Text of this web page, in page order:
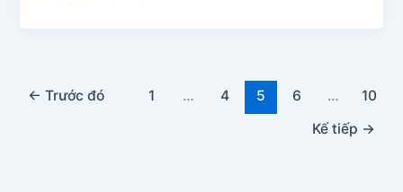
← Trước đó 1 … 4 5 6 …
10
Kế tiếp →